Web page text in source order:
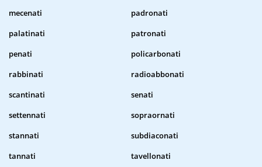
mecenati
padronati
palatinati
patronati
penati
policarbonati
rabbinati
radioabbonati
scantinati
senati
settennati
sopraornati
stannati
subdiaconati
tannati
tavellonati